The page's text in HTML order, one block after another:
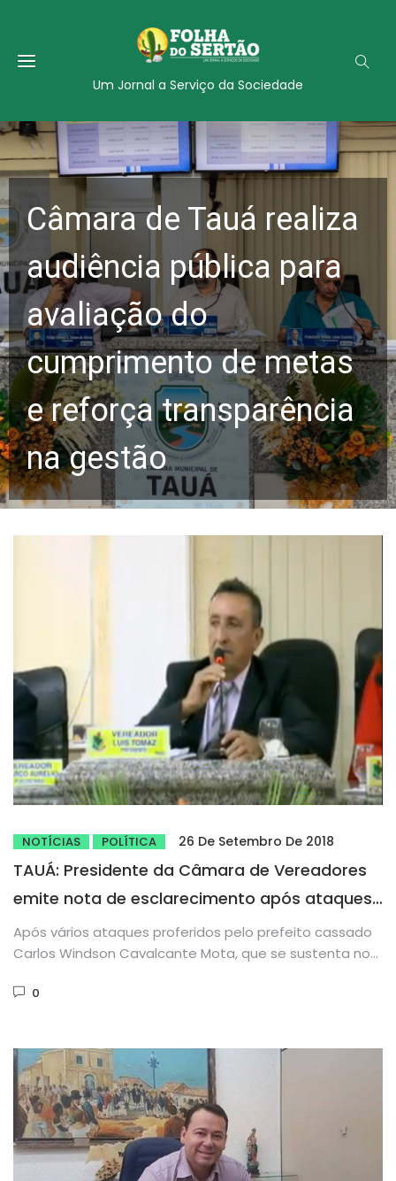
Um Jornal a Serviço da Sociedade
Câmara de Tauá realiza
audiência pública para
avaliação do
cumprimento de metas
e reforça transparência
na gestão
NOTÍCIAS POLÍTICA 26 De Setembro De 2018
TAUÁ: Presidente da Câmara de Vereadores
emite nota de esclarecimento após ataques
do prefeito Cassado
Após vários ataques proferidos pelo prefeito cassado
Carlos Windson Cavalcante Mota, que se sustenta no
0